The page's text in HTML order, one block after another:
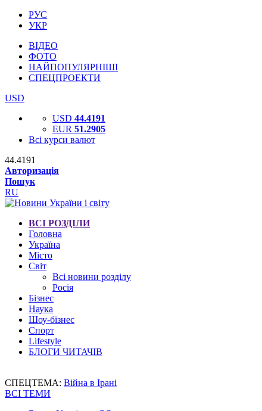
РУС
УКР
ВІДЕО
ФОТО
НАЙПОПУЛЯРНІШІ
СПЕЦПРОЕКТИ
USD
USD 44.4191
EUR 51.2905
Всі курси валют
44.4191
Авторизація
Пошук
RU
ВСІ РОЗДІЛИ
Головна
Україна
Місто
Світ
Всі новини розділу
Росія
Бізнес
Наука
Шоу-бізнес
Спорт
Lifestyle
БЛОГИ ЧИТАЧІВ
СПЕЦТЕМА: Війна в Ірані
ВСІ ТЕМИ